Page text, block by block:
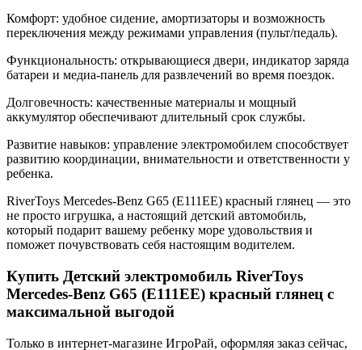
Комфорт: удобное сидение, амортизаторы и возможность
переключения между режимами управления (пульт/педаль).
Функциональность: открывающиеся двери, индикатор заряда
батареи и медиа-панель для развлечений во время поездок.
Долговечность: качественные материалы и мощный
аккумулятор обеспечивают длительный срок службы.
Развитие навыков: управление электромобилем способствует
развитию координации, внимательности и ответственности у
ребенка.
RiverToys Mercedes-Benz G65 (E111EE) красный глянец — это
не просто игрушка, а настоящий детский автомобиль,
который подарит вашему ребенку море удовольствия и
поможет почувствовать себя настоящим водителем.
Купить Детский электромобиль RiverToys
Mercedes-Benz G65 (E111EE) красный глянец с
максимальной выгодой
Только в интернет-магазине ИгроРай, оформляя заказ сейчас,